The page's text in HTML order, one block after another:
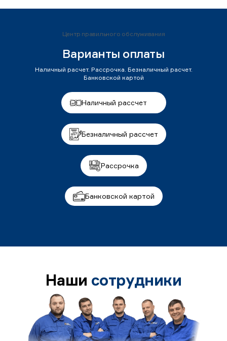
Центр правильного обслуживания
Варианты оплаты
Наличный расчет. Рассрочка. Безналичный расчет.
Банковской картой
Наличный рассчет
Безналичный рассчет
Рассрочка
Банковской картой
Наши сотрудники